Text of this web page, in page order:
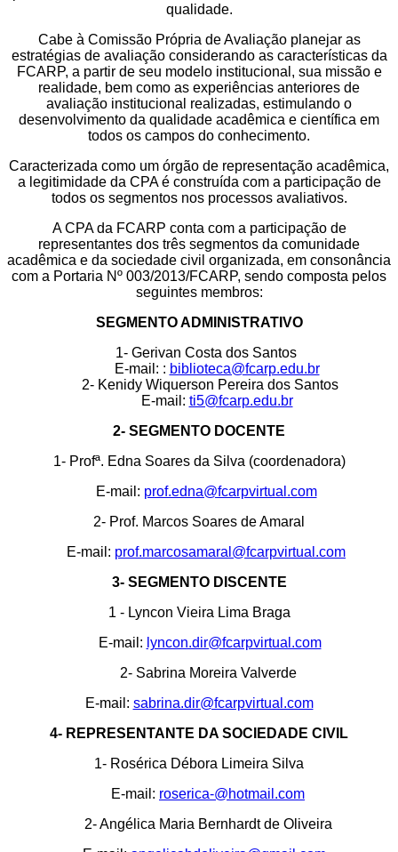
qualidade.
Cabe à Comissão Própria de Avaliação planejar as
estratégias de avaliação considerando as características da
FCARP, a partir de seu modelo institucional, sua missão e
realidade, bem como as experiências anteriores de
avaliação institucional realizadas, estimulando o
desenvolvimento da qualidade acadêmica e científica em
todos os campos do conhecimento.
Caracterizada como um órgão de representação acadêmica,
a legitimidade da CPA é construída com a participação de
todos os segmentos nos processos avaliativos.
A CPA da FCARP conta com a participação de
representantes dos três segmentos da comunidade
acadêmica e da sociedade civil organizada, em consonância
com a Portaria Nº 003/2013/FCARP, sendo composta pelos
seguintes membros:
SEGMENTO ADMINISTRATIVO
1- Gerivan Costa dos Santos
E-mail: : biblioteca@fcarp.edu.br
2- Kenidy Wiquerson Pereira dos Santos
E-mail: ti5@fcarp.edu.br
2- SEGMENTO DOCENTE
1- Profª. Edna Soares da Silva (coordenadora)
E-mail: prof.edna@fcarpvirtual.com
2- Prof. Marcos Soares de Amaral
E-mail: prof.marcosamaral@fcarpvirtual.com
3- SEGMENTO DISCENTE
1 - Lyncon Vieira Lima Braga
E-mail: lyncon.dir@fcarpvirtual.com
2- Sabrina Moreira Valverde
E-mail: sabrina.dir@fcarpvirtual.com
4- REPRESENTANTE DA SOCIEDADE CIVIL
1- Rosérica Débora Limeira Silva
E-mail: roserica-@hotmail.com
2- Angélica Maria Bernhardt de Oliveira